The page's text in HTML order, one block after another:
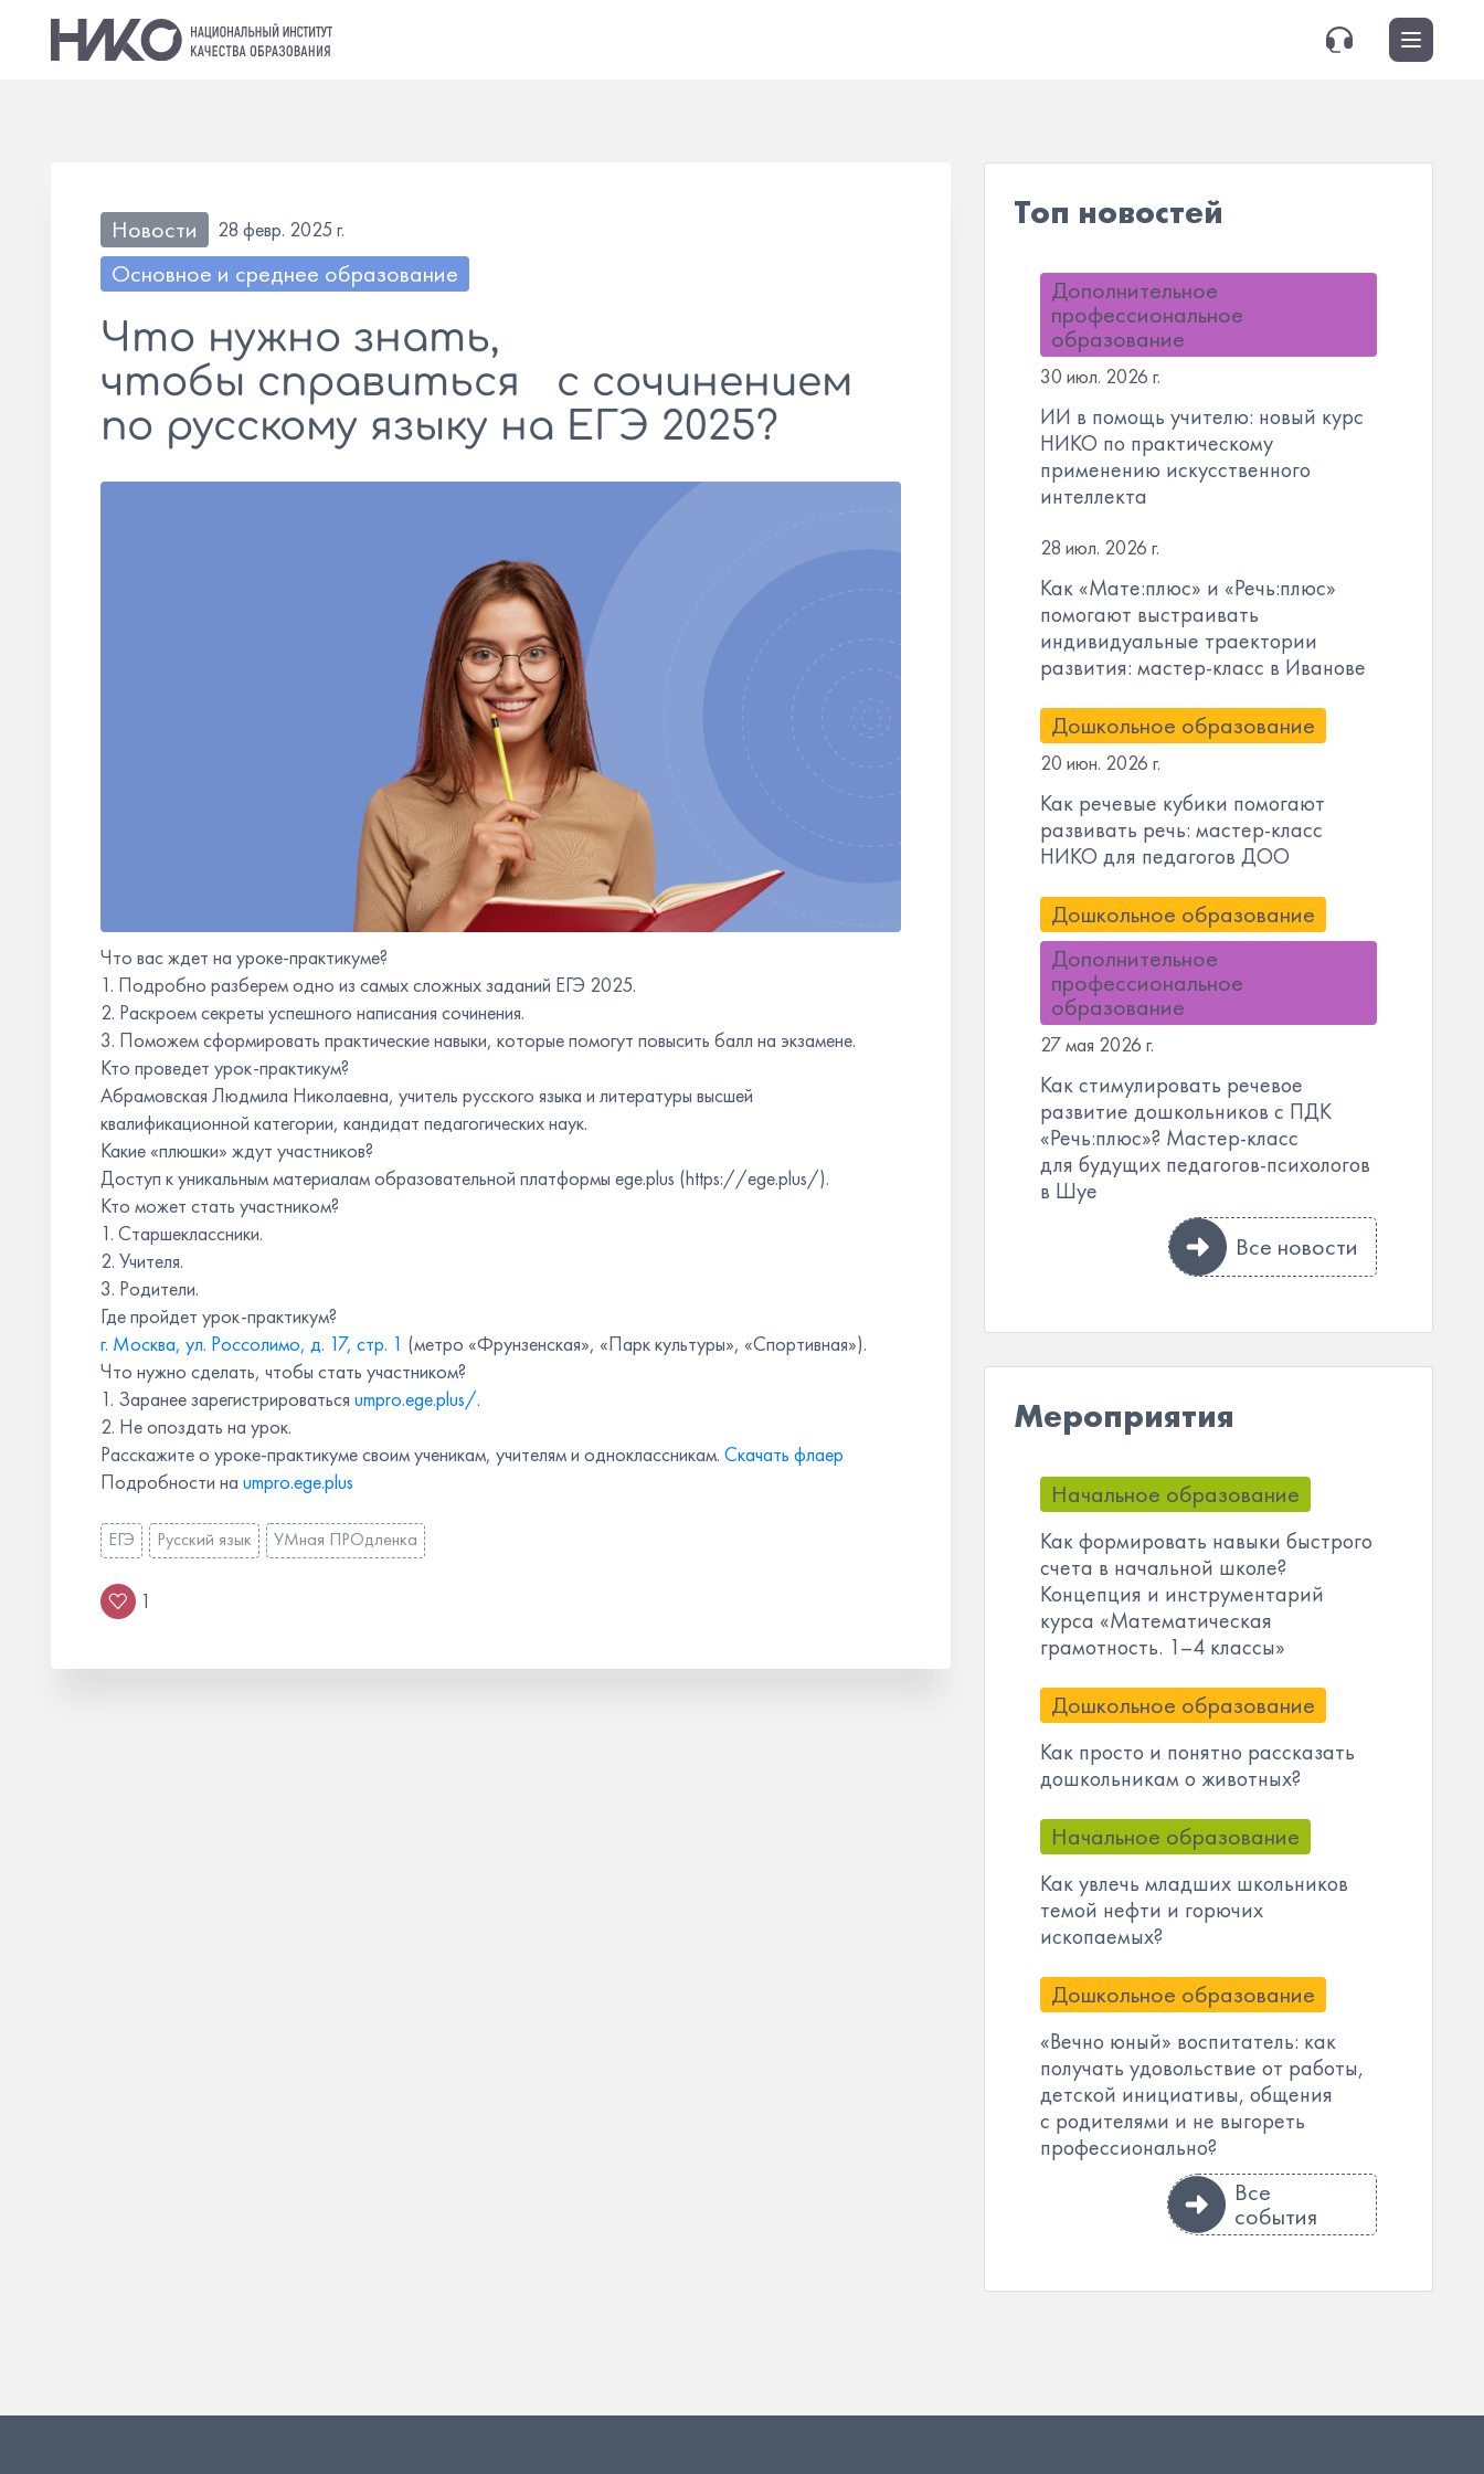
Новости 28 февр. 2025 г.
Основное и среднее образование
Что нужно знать,
чтобы справиться с сочинением
по русскому языку на ЕГЭ 2025?
Что вас ждет на уроке-практикуме?
1. Подробно разберем одно из самых сложных заданий ЕГЭ 2025.
2. Раскроем секреты успешного написания сочинения.
3. Поможем сформировать практические навыки, которые помогут повысить балл на экзамене.
Кто проведет урок-практикум?
Абрамовская Людмила Николаевна, учитель русского языка и литературы высшей
квалификационной категории, кандидат педагогических наук.
Какие «плюшки» ждут участников?
Доступ к уникальным материалам образовательной платформы ege.plus (https://ege.plus/).
Кто может стать участником?
1. Старшеклассники.
2. Учителя.
3. Родители.
Где пройдет урок-практикум?
г. Москва, ул. Россолимо, д. 17, стр. 1 (метро «Фрунзенская», «Парк культуры», «Спортивная»).
Что нужно сделать, чтобы стать участником?
1. Заранее зарегистрироваться umpro.ege.plus/.
2. Не опоздать на урок.
Расскажите о уроке-практикуме своим ученикам, учителям и одноклассникам. Скачать флаер
Подробности на umpro.ege.plus
ЕГЭ Русский язык УМная ПРОдленка
1
Топ новостей
Дополнительное
профессиональное
образование
30 июл. 2026 г.
ИИ в помощь учителю: новый курс
НИКО по практическому
применению искусственного
интеллекта
28 июл. 2026 г.
Как «Мате:плюс» и «Речь:плюс»
помогают выстраивать
индивидуальные траектории
развития: мастер-класс в Иванове
Дошкольное образование
20 июн. 2026 г.
Как речевые кубики помогают
развивать речь: мастер-класс
НИКО для педагогов ДОО
Дошкольное образование
Дополнительное
профессиональное
образование
27 мая 2026 г.
Как стимулировать речевое
развитие дошкольников с ПДК
«Речь:плюс»? Мастер-класс
для будущих педагогов-психологов
в Шуе
Все новости
Мероприятия
Начальное образование
Как формировать навыки быстрого
счета в начальной школе?
Концепция и инструментарий
курса «Математическая
грамотность. 1–4 классы»
Дошкольное образование
Как просто и понятно рассказать
дошкольникам о животных?
Начальное образование
Как увлечь младших школьников
темой нефти и горючих
ископаемых?
Дошкольное образование
«Вечно юный» воспитатель: как
получать удовольствие от работы,
детской инициативы, общения
с родителями и не выгореть
профессионально?
Все
события